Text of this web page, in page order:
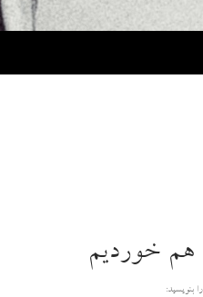
هم خوردیم
بنویسید: